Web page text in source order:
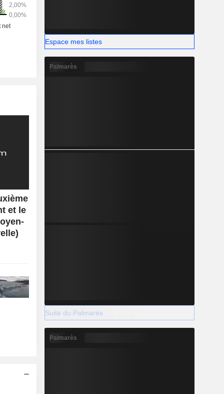
et le
Espace mes listes
Palmarès
Suite du Palmarès
Palmarès